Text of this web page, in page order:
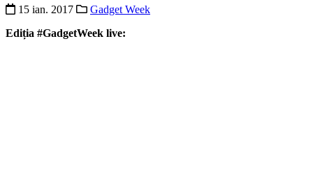
15 ian. 2017
Gadget Week
Ediția #GadgetWeek live: